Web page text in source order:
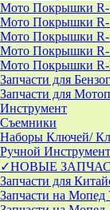
Мото Покрышки R-
Мото Покрышки R-
Мото Покрышки R-
Мото Покрышки R-
Мото Покрышки R-
Запчасти для
Запчасти для
Инструмент
Съемники
Наборы Ключей/
Ручной Инструмент
✓НОВЫЕ
Запчасти для
Запчасти на Мопед